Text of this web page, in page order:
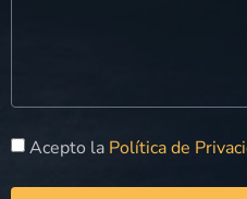
Acepto la Política de